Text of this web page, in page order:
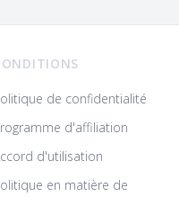
de confidentialité
d'affiliation
d'utilisation
en matière de